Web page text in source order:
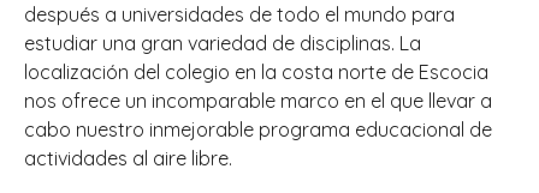
después a universidades de todo el mundo para
estudiar una gran variedad de disciplinas. La
localización del colegio en la costa norte de Escocia
nos ofrece un incomparable marco en el que llevar a
cabo nuestro inmejorable programa educacional de
actividades al aire libre.